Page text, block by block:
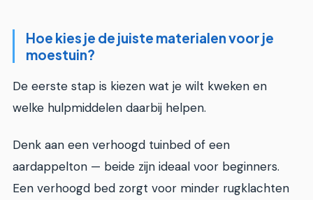
Hoe kies je de juiste materialen voor je
moestuin?
De eerste stap is kiezen wat je wilt kweken en
welke hulpmiddelen daarbij helpen.
Denk aan een verhoogd tuinbed of een
aardappelton — beide zijn ideaal voor beginners.
Een verhoogd bed zorgt voor minder rugklachten